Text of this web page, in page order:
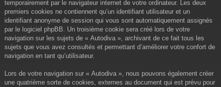
temporairement par le navigateur internet de votre ordinateur. Les deux
premiers cookies ne contiennent qu’un identifiant utilisateur et un
identifiant anonyme de session qui vous sont automatiquement assignés
par le logiciel phpBB. Un troisième cookie sera créé lors de votre
navigation sur les sujets de « Autodiva », archivant de ce fait tous les
sujets que vous avez consultés et permettant d’améliorer votre confort de
navigation en tant qu’utilisateur.
Lors de votre navigation sur « Autodiva », nous pouvons également créer
une quatrième sorte de cookies, externes au document qui est prévu pour